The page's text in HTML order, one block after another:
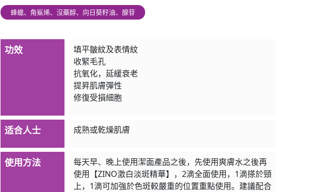
蜂蠟、角鯊烯、沒藥醇、向日葵籽油、腺苷
功效
填平皺紋及表情紋
收緊毛孔
抗氧化，延緩衰老
提昇肌膚彈性
修復受損細胞
适合人士 成熟或乾燥肌膚
使用方法
每天早、晚上使用潔面產品之後，先使用爽膚水之後再
使用【ZINO激白淡斑精華】，2滴全面使用，1滴搽於頸
上，1滴可加強於色斑較嚴重的位置重點使用。建議配合